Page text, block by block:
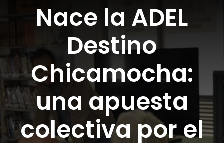
PROYECTOS DEL
NOTICIAS
ÚNETE A LA RED
ACADEMIA
Nace la ADEL
Destino
Chicamocha:
una apuesta
colectiva por el